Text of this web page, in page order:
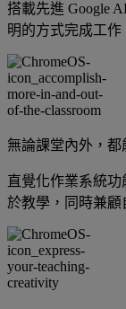
搭載先進 Google
明的方式完成工作
無論課堂內外，都
直覺化作業系統
於教學，同時兼顧